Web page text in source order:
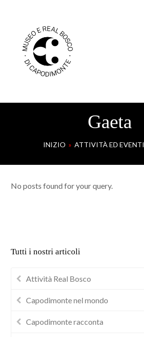
Gaeta
INIZIO » ATTIVITÀ ED EVENTI
No posts found for your query.
Tutti i nostri articoli
Attività Real Bosco
Capodimonte nel mondo
Capodimonte racconta